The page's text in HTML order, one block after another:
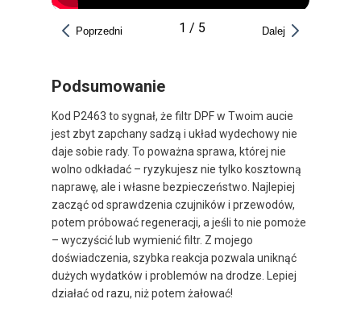
Poprzedni 1 / 5 Dalej
Podsumowanie
Kod P2463 to sygnał, że filtr DPF w Twoim aucie
jest zbyt zapchany sadzą i układ wydechowy nie
daje sobie rady. To poważna sprawa, której nie
wolno odkładać – ryzykujesz nie tylko kosztowną
naprawę, ale i własne bezpieczeństwo. Najlepiej
zacząć od sprawdzenia czujników i przewodów,
potem próbować regeneracji, a jeśli to nie pomoże
– wyczyścić lub wymienić filtr. Z mojego
doświadczenia, szybka reakcja pozwala uniknąć
dużych wydatków i problemów na drodze. Lepiej
działać od razu, niż potem żałować!